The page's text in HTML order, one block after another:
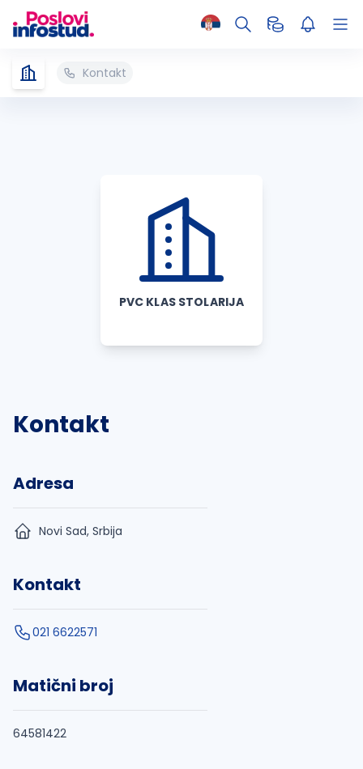
Kontakt
PVC KLAS STOLARIJA
Kontakt
Adresa
Novi Sad, Srbija
Kontakt
021 6622571
Matični broj
64581422